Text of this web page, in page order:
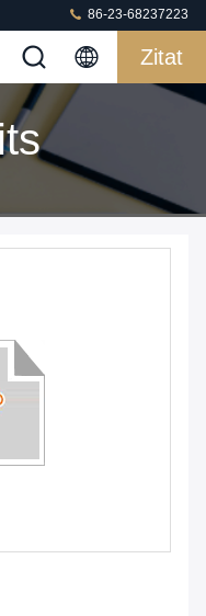
86-23-68237223
Zitat